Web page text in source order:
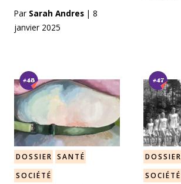
Par Sarah Andres | 8
janvier 2025
#48
DOSSIER
SANTÉ
SOCIÉTÉ
#47
DOSSIER
SOCIÉTÉ